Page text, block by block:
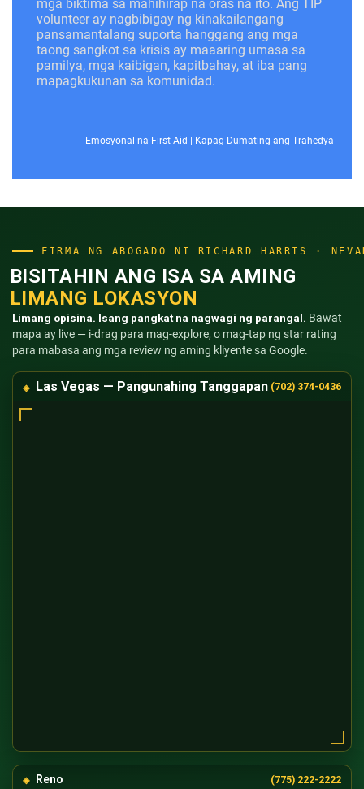
mga biktima sa mahihirap na oras na ito. Ang TIP
volunteer ay nagbibigay ng kinakailangang
pansamantalang suporta hanggang ang mga
taong sangkot sa krisis ay maaaring umasa sa
pamilya, mga kaibigan, kapitbahay, at iba pang
mapagkukunan sa komunidad.
Emosyonal na First Aid | Kapag Dumating ang Trahedya
FIRMA NG ABOGADO NI RICHARD HARRIS ·
BISITAHIN ANG ISA SA AMING
LIMANG LOKASYON
Limang opisina. Isang pangkat na nagwagi ng parangal. Bawat
mapa ay live — i-drag para mag-explore, o mag-tap ng star rating
para mabasa ang mga review ng aming kliyente sa Google.
Las Vegas — Pangunahing Tanggapan (702) 374-0436
Reno (775) 222-2222